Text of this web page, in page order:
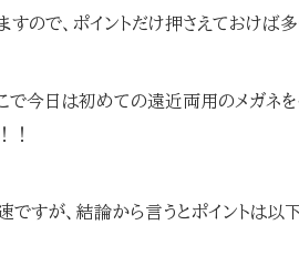
すので、ポイントだけ押さえておけば
で今日は初めての遠近両用のメガネを
！
ですが、結論から言うとポイントは以下